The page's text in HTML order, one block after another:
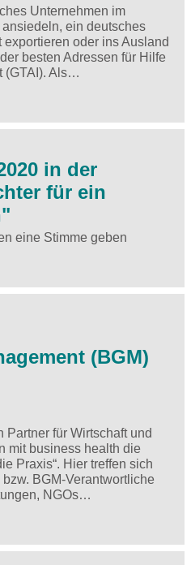
Unternehmen im
ein deutsches
oder ins Ausland
besten Adressen für Hilfe
(GTAI). Als…
in der
für ein
eine Stimme geben
(BGM)
für Wirtschaft und
mit business health die
Praxis“. Hier treffen sich
BGM-Verantwortliche
NGOs…